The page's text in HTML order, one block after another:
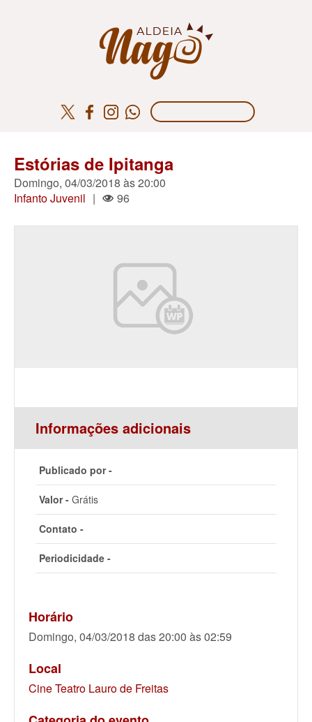
Estórias de Ipitanga
Domingo, 04/03/2018 às 20:00
Infanto Juvenil | 96
Informações adicionais
Publicado por -
Valor - Grátis
Contato -
Periodicidade -
Horário
Domingo, 04/03/2018 das 20:00 às 02:59
Local
Cine Teatro Lauro de Freitas